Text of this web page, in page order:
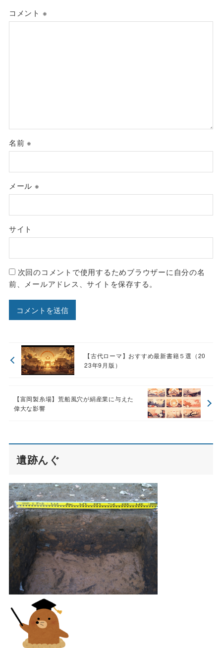
コメント ※
名前※
メール ※
サイト
次回のコメントで使用するためブラウザーに自分の名
前、メールアドレス、サイトを保存する。
【古代ローマ】おすすめ最新書籍５選（20
23年9月版）
【富岡製糸場】荒船風穴が絹産業に与えた
偉大な影響
遺跡んぐ